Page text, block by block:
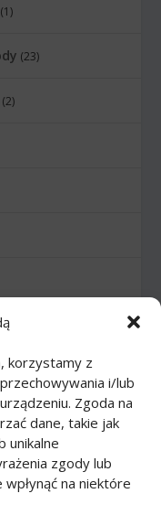
korzystamy z
i/lub
Zgoda na
dane, takie jak
unikalne
zgody lub
na niektóre
(1)
(23)
(2)